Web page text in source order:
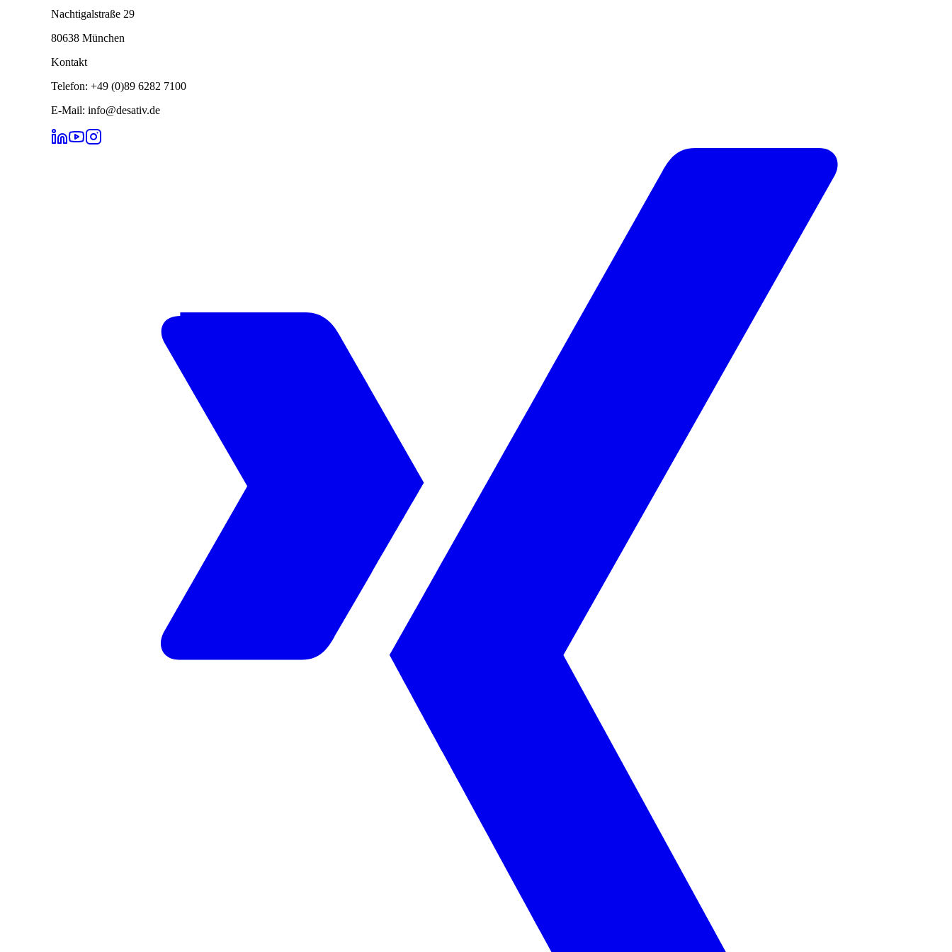
Nachtigalstraße 29
80638 München
Kontakt
Telefon: +49 (0)89 6282 7100
E-Mail: info@desativ.de